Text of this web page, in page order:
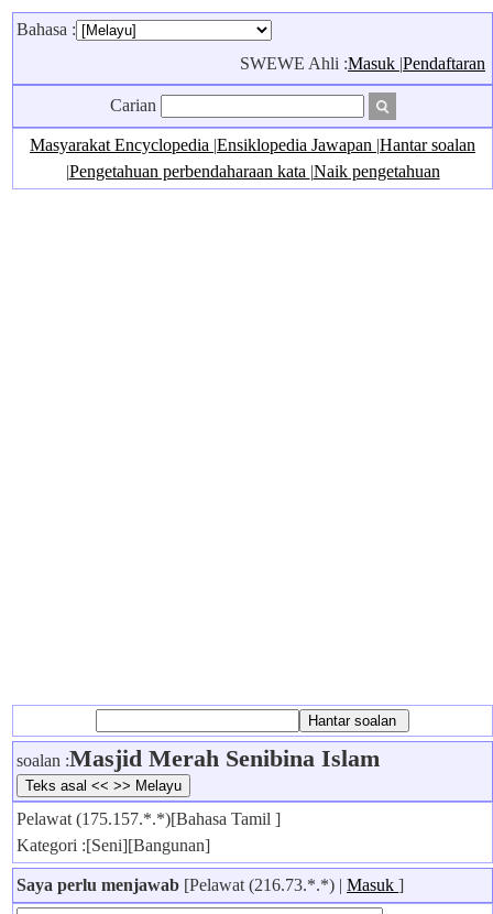
Bahasa :
SWEWE Ahli :Masuk |Pendaftaran
Carian
Masyarakat Encyclopedia |Ensiklopedia Jawapan |Hantar soalan
|Pengetahuan perbendaharaan kata |Naik pengetahuan
soalan :Masjid Merah Senibina Islam
Pelawat (175.157.*.*)[Bahasa Tamil ]
Kategori :[Seni][Bangunan]
Saya perlu menjawab [Pelawat (216.73.*.*) | Masuk ]